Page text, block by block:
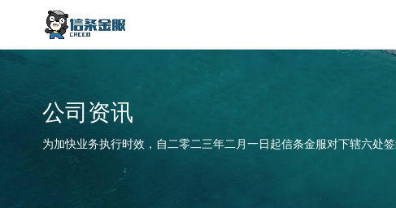
公司资讯
为加快业务执行时效，自二零二三年二月一日起信条金服对下辖六处